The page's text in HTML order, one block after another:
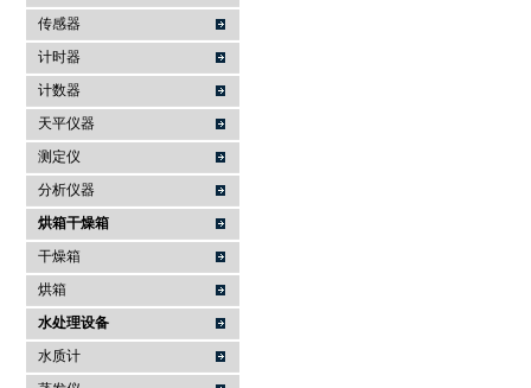
传感器
计时器
计数器
天平仪器
测定仪
分析仪器
烘箱干燥箱
干燥箱
烘箱
水处理设备
水质计